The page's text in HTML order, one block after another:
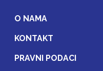
O NAMA
KONTAKT
PRAVNI PODACI